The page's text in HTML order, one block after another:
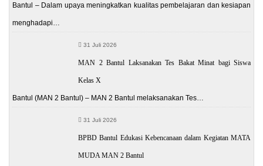
Bantul – Dalam upaya meningkatkan kualitas pembelajaran dan kesiapan
menghadapi…
31 Juli 2026
MAN 2 Bantul Laksanakan Tes Bakat Minat bagi Siswa
Kelas X
Bantul (MAN 2 Bantul) – MAN 2 Bantul melaksanakan Tes…
31 Juli 2026
BPBD Bantul Edukasi Kebencanaan dalam Kegiatan MATA
MUDA MAN 2 Bantul